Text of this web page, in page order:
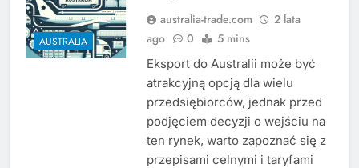
AUSTRALIA
australia-trade.com
2 lata
ago
0 5 mins
Eksport do Australii może być
atrakcyjną opcją dla wielu
przedsiębiorców, jednak przed
podjęciem decyzji o wejściu na
ten rynek, warto zapoznać się z
przepisami celnymi i taryfami